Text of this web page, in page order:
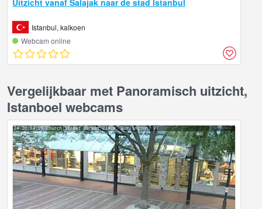
Istanbul, kalkoen
Webcam online
Vergelijkbaar met Panoramisch uitzicht,
Istanboel webcams